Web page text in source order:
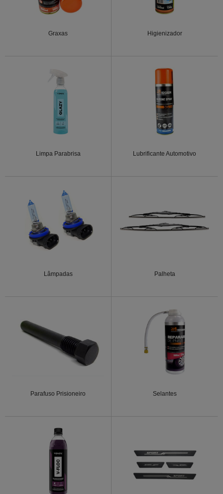
Graxas Higienizador
Limpa Parabrisa Lubrificante Automotivo
Lâmpadas Palheta
Parafuso Prisioneiro Selantes